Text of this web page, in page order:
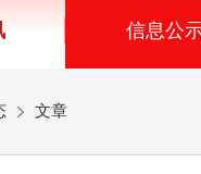
信息公
文章